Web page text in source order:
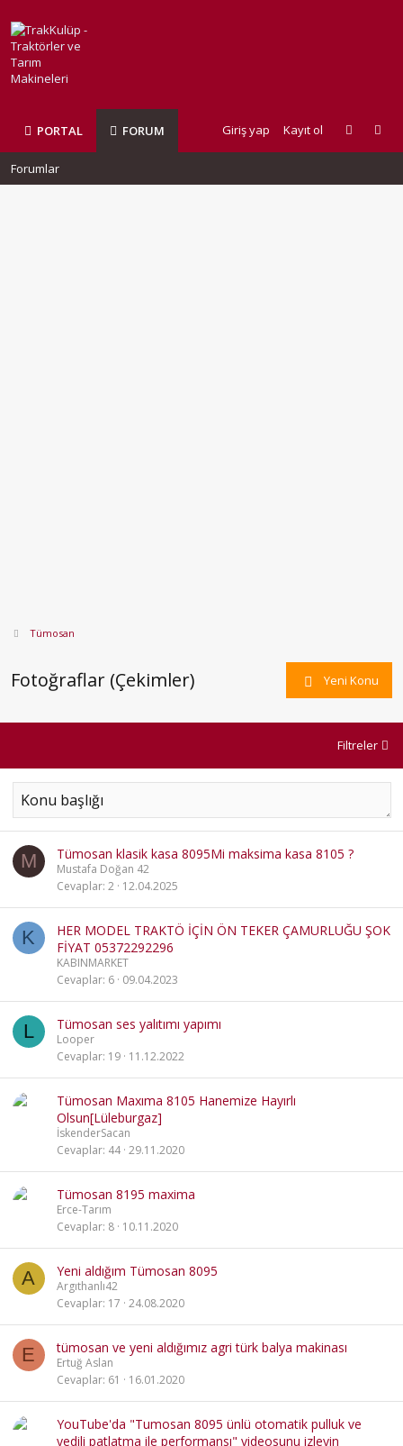
PORTAL FORUM Giriş yap Kayıt ol
Forumlar
Tümosan
Fotoğraflar (Çekimler) Yeni Konu
Filtreler
M Tümosan klasik kasa 8095Mi maksima kasa 8105 ?
Mustafa Doğan 42
Cevaplar 2 12.04.2025
K
HER MODEL TRAKTÖ İÇİN ÖN TEKER ÇAMURLUĞU ŞOK
FİYAT 05372292296
KABINMARKET
Cevaplar 6 09.04.2023
L Tümosan ses yalıtımı yapımı
Looper
Cevaplar 19 11.12.2022
Tümosan Maxıma 8105 Hanemize Hayırlı
Olsun[Lüleburgaz]
İskenderSacan
Cevaplar 44 29.11.2020
Tümosan 8195 maxima
Erce-Tarım
Cevaplar 8 10.11.2020
A Yeni aldığım Tümosan 8095
Argıthanlı42
Cevaplar 17 24.08.2020
E tümosan ve yeni aldığımız agri türk balya makinası
Ertuğ Aslan
Cevaplar 61 16.01.2020
YouTube'da "Tumosan 8095 ünlü otomatik pulluk ve
yedili patlatma ile performansı" videosunu izleyin